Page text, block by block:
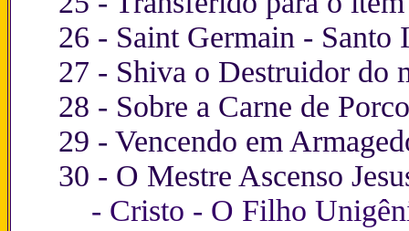
26 - Saint Germain - Santo
27 - Shiva o Destruidor do
28 - Sobre a Carne de Porco
29 - Vencendo em
30 - O Mestre Ascenso
- Cristo - O Filho